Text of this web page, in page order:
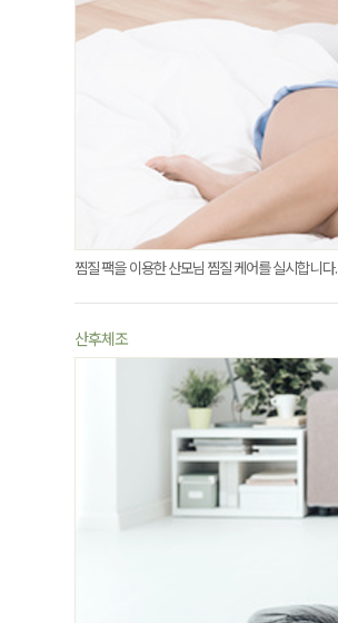
찜질 팩을 이용한 산모님 찜질 케어를 실시합니다.
산후체조